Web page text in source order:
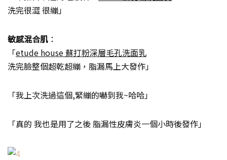
洗完很澀 很繃」
敏感混合肌 ：
「etude house 蘇打粉深層毛孔洗面乳
洗完臉整個超乾超繃，脂漏馬上大發作」
「我上次洗過這個,緊繃的嚇到我~哈哈」
「真的 我也是用了之後 脂漏性皮膚炎一個小時後發作」